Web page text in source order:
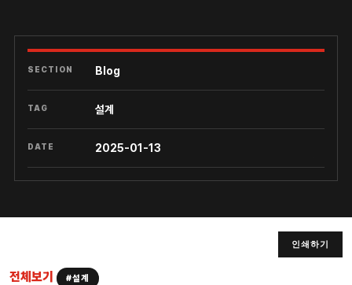
SECTION Blog
TAG 설계
DATE 2025-01-13
인쇄하기
전체보기 #설계